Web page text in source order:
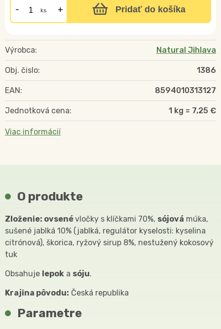
ks Pridať do košíka
Výrobca: Natural Jihlava
Obj. čislo: 1386
EAN: 8594010313127
Jednotková cena: 1 kg = 7,25 €
Viac informácií
O produkte
Zloženie: ovsenévločky s klíčkami 70%, sójová múka,
sušené jablká 10% (jablká, regulátor kyselosti: kyselina
citrónová), škorica, ryžový sirup 8%, nestužený kokosový
tuk
Obsahuje lepok a sóju.
Krajina pôvodu: Česká republika
Parametre